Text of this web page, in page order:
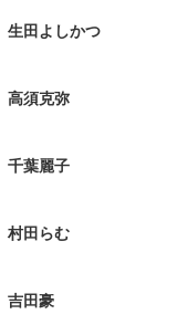
生田よしかつ
高須克弥
千葉麗子
村田らむ
吉田豪